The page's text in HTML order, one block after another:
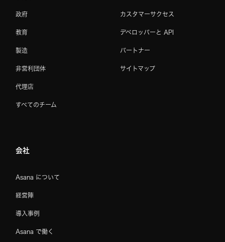
政府
教育
製造
非営利団体
代理店
すべてのチーム
カスタマーサクセス
デベロッパーと API
パートナー
サイトマップ
会社
Asana について
経営陣
導入事例
Asana で働く